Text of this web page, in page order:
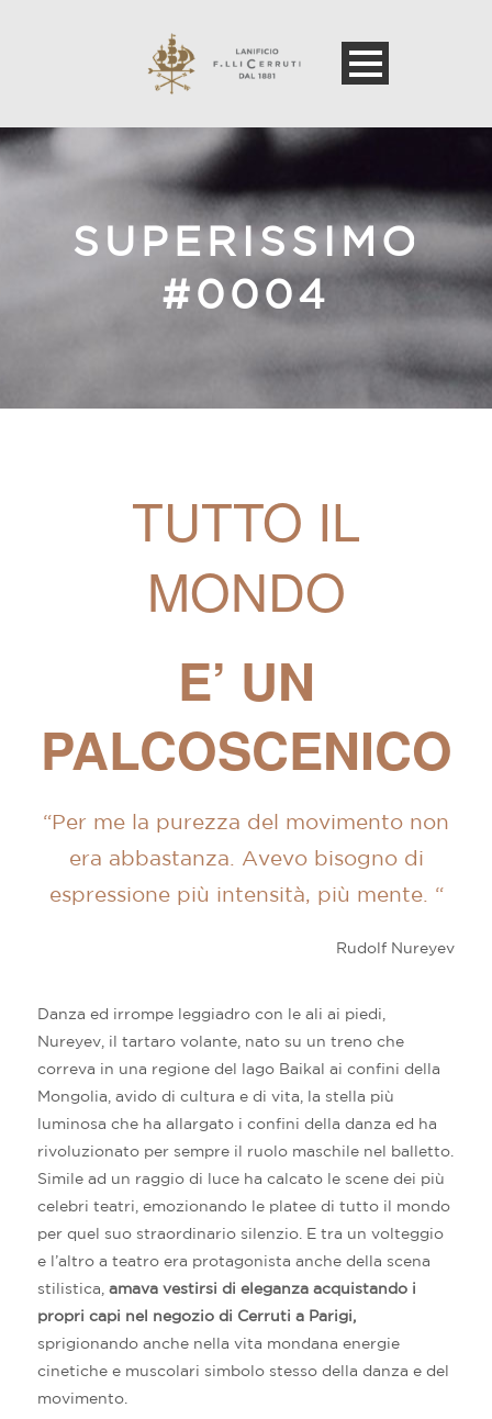
SUPERISSIMO
#0004
TUTTO IL
MONDO
E’ UN
PALCOSCENICO
“Per me la purezza del movimento non
era abbastanza. Avevo bisogno di
espressione più intensità, più mente. “
Rudolf Nureyev
Danza ed irrompe leggiadro con le ali ai piedi,
Nureyev, il tartaro volante, nato su un treno che
correva in una regione del lago Baikal ai confini della
Mongolia, avido di cultura e di vita, la stella più
luminosa che ha allargato i confini della danza ed ha
rivoluzionato per sempre il ruolo maschile nel balletto.
Simile ad un raggio di luce ha calcato le scene dei più
celebri teatri, emozionando le platee di tutto il mondo
per quel suo straordinario silenzio. E tra un volteggio
e l’altro a teatro era protagonista anche della scena
stilistica, amava vestirsi di eleganza acquistando i
propri capi nel negozio di Cerruti a Parigi,
sprigionando anche nella vita mondana energie
cinetiche e muscolari simbolo stesso della danza e del
movimento.